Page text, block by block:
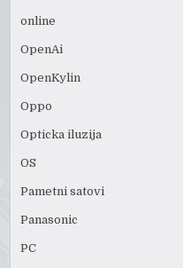
online
OpenAi
OpenKylin
Oppo
Opticka iluzija
OS
Pametni satovi
Panasonic
PC